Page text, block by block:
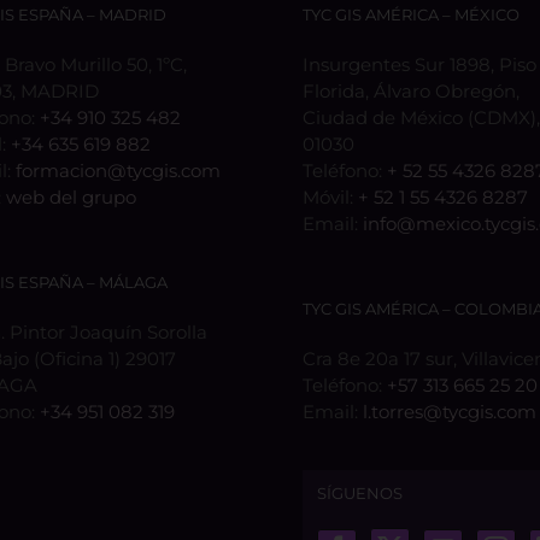
ESPAÑA – MADRID
Murillo 50, 1ºC,
MADRID
+34 910 325 482
+34 635 619 882
formacion@tycgis.com
web del grupo
ESPAÑA – MÁLAGA
Pintor Joaquín Sorolla
(Oficina 1) 29017
+34 951 082 319
TYC GIS AMÉRICA – MÉXICO
Insurgentes Sur 1898, Piso
Florida, Álvaro Obregón,
Ciudad de México
01030
Teléfono: + 52 55 4326
Móvil: + 52 1 55 4326 8287
Email:
TYC GIS AMÉRICA –
Cra 8e 20a 17 sur,
Teléfono: +57 313 665 25 20
Email: l.torres@tycgis.com
SÍGUENOS